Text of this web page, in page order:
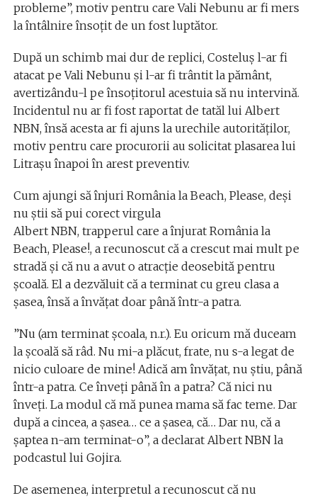
probleme”, motiv pentru care Vali Nebunu ar fi mers
la întâlnire însoțit de un fost luptător.
După un schimb mai dur de replici, Costeluș l-ar fi
atacat pe Vali Nebunu și l-ar fi trântit la pământ,
avertizându-l pe însoțitorul acestuia să nu intervină.
Incidentul nu ar fi fost raportat de tatăl lui Albert
NBN, însă acesta ar fi ajuns la urechile autorităților,
motiv pentru care procurorii au solicitat plasarea lui
Litrașu înapoi în arest preventiv.
Cum ajungi să înjuri România la Beach, Please, deși
nu știi să pui corect virgula
Albert NBN, trapperul care a înjurat România la
Beach, Please!, a recunoscut că a crescut mai mult pe
stradă și că nu a avut o atracție deosebită pentru
școală. El a dezvăluit că a terminat cu greu clasa a
șasea, însă a învățat doar până într-a patra.
”Nu (am terminat școala, n.r.). Eu oricum mă duceam
la școală să râd. Nu mi-a plăcut, frate, nu s-a legat de
nicio culoare de mine! Adică am învățat, nu știu, până
într-a patra. Ce înveți până în a patra? Că nici nu
înveți. La modul că mă punea mama să fac teme. Dar
după a cincea, a șasea… ce a șasea, că… Dar nu, că a
șaptea n-am terminat-o”, a declarat Albert NBN la
podcastul lui Gojira.
De asemenea, interpretul a recunoscut că nu